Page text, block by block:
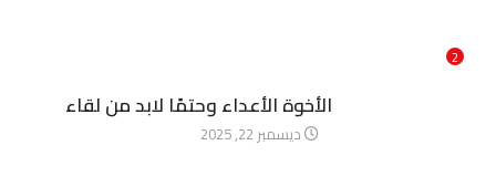
2
الأخوة الأعداء وحتمًا لابد من لقاء
ديسمبر 22, 2025